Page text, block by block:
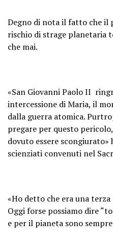
Degno di nota il fatto che il
rischio di strage planetaria
che mai.
«San Giovanni Paolo II
intercessione di Maria, il
dalla guerra atomica.
pregare per questo
dovuto essere
scienziati convenuti nel
«Ho detto che era una terza
Oggi forse possiamo dire
e per il pianeta sono